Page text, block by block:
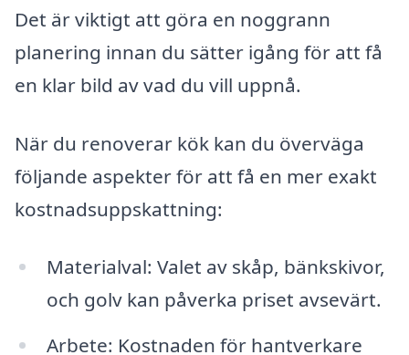
Det är viktigt att göra en noggrann
planering innan du sätter igång för att få
en klar bild av vad du vill uppnå.
När du renoverar kök kan du överväga
följande aspekter för att få en mer exakt
kostnadsuppskattning:
Materialval: Valet av skåp, bänkskivor,
och golv kan påverka priset avsevärt.
Arbete: Kostnaden för hantverkare